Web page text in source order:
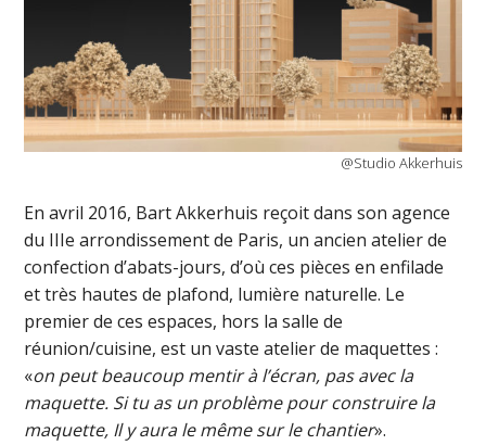
@Studio Akkerhuis
En avril 2016, Bart Akkerhuis reçoit dans son agence
du IIIe arrondissement de Paris, un ancien atelier de
confection d’abats-jours, d’où ces pièces en enfilade
et très hautes de plafond, lumière naturelle. Le
premier de ces espaces, hors la salle de
réunion/cuisine, est un vaste atelier de maquettes :
«on peut beaucoup mentir à l’écran, pas avec la
maquette. Si tu as un problème pour construire la
maquette, Il y aura le même sur le chantier».